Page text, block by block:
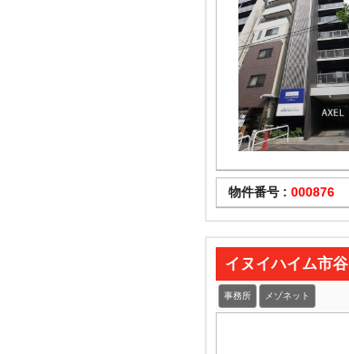
物件番号 : 000876
イヌイハイム市谷
事務所 メゾネット